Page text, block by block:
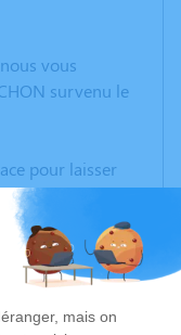
vous
survenu le
pour laisser
souvenirs, une
des
un lieu
de Monique